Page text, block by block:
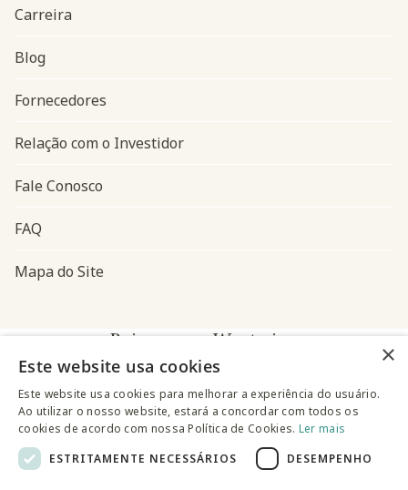
Navegação do rodapé
Carreira
Blog
Fornecedores
Relação com o Investidor
Fale Conosco
FAQ
Mapa do Site
Baixe o app Westwing
×
Este website usa cookies
Este website usa cookies para melhorar a experiência do usuário.
Ao utilizar o nosso website, estará a concordar com todos os
cookies de acordo com nossa Política de Cookies. Ler mais
ESTRITAMENTE NECESSÁRIOS
DESEMPENHO